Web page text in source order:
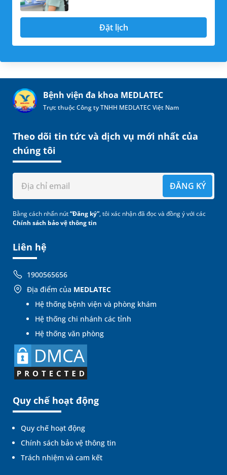
Đặt lịch
Bệnh viện đa khoa MEDLATEC
Trực thuộc Công ty TNHH MEDLATEC Việt Nam
Liên hệ
1900565656
Địa điểm của MEDLATEC
Hệ thống bệnh viện và phòng khám
Hệ thống chi nhánh các tỉnh
Hệ thống văn phòng
Quy chế hoạt động
Quy chế hoạt động
Chính sách bảo vệ thông tin
Trách nhiệm và cam kết
Theo dõi tin tức và dịch vụ mới nhất của
chúng tôi
ĐĂNG KÝ
Bằng cách nhấn nút“Đăng ký”, tôi xác nhận đã đọc và đồng ý với các
Chính sách bảo vệ thông tin